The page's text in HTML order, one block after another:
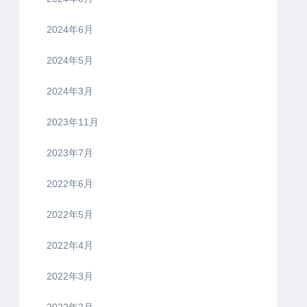
2024年6月
2024年5月
2024年3月
2023年11月
2023年7月
2022年6月
2022年5月
2022年4月
2022年3月